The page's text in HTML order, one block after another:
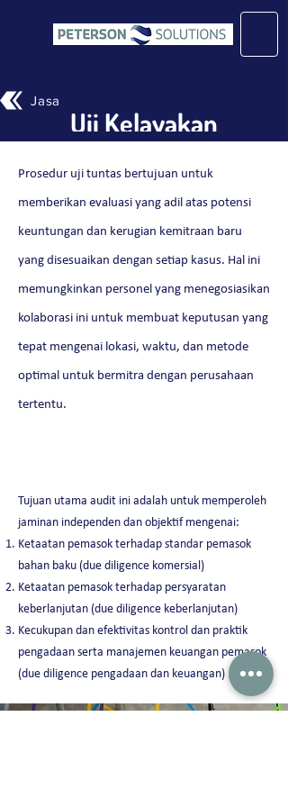
Jasa
Uji Kelayakan
Prosedur uji tuntas bertujuan untuk
memberikan evaluasi yang adil atas potensi
keuntungan dan kerugian kemitraan baru
yang disesuaikan dengan setiap kasus. Hal ini
memungkinkan personel yang menegosiasikan
kolaborasi ini untuk membuat keputusan yang
tepat mengenai lokasi, waktu, dan metode
optimal untuk bermitra dengan perusahaan
tertentu.
Tujuan utama audit ini adalah untuk memperoleh
jaminan independen dan objektif mengenai:
Ketaatan pemasok terhadap standar pemasok
bahan baku (due diligence komersial)
Ketaatan pemasok terhadap persyaratan
keberlanjutan (due diligence keberlanjutan)
Kecukupan dan efektivitas kontrol dan praktik
pengadaan serta manajemen keuangan pemasok
(due diligence pengadaan dan keuangan)